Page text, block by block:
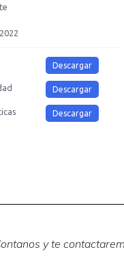
Descargar
Descargar
Descargar
y te